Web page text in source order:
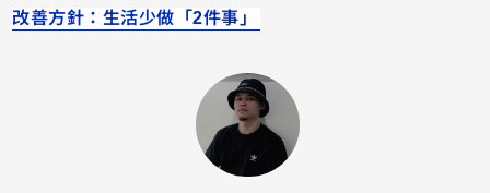
改善方針：生活少做「2件事」